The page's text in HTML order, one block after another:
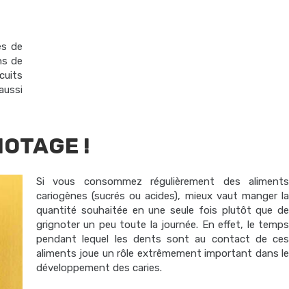
de
de
!
Si vous consommez régulièrement des aliments
cariogènes (sucrés ou acides), mieux vaut manger la
quantité souhaitée en une seule fois plutôt que de
grignoter un peu toute la journée. En effet, le temps
pendant lequel les dents sont au contact de ces
aliments joue un rôle extrêmement important dans le
développement des caries.